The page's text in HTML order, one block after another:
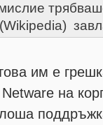
им е
на